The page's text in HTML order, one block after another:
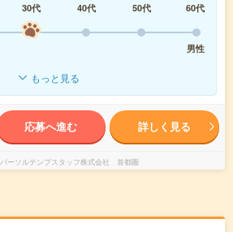
30代 40代 50代
60代
男性
もっと見る
応募へ進む 詳しく見る
パーソルテンプスタッフ株式会社 首都圏